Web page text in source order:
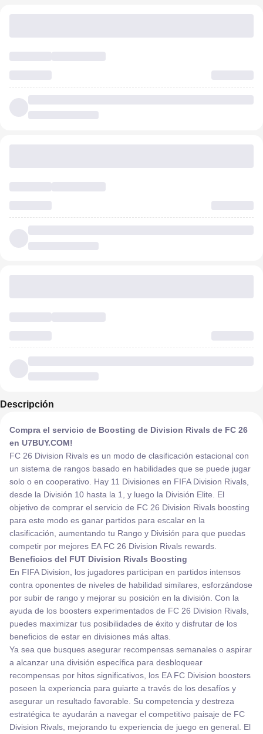
Descripción
Compra el servicio de Boosting de Division Rivals de FC 26
en U7BUY.COM!
FC 26 Division Rivals es un modo de clasificación estacional con
un sistema de rangos basado en habilidades que se puede jugar
solo o en cooperativo. Hay 11 Divisiones en FIFA Division Rivals,
desde la División 10 hasta la 1, y luego la División Elite. El
objetivo de comprar el servicio de FC 26 Division Rivals boosting
para este modo es ganar partidos para escalar en la
clasificación, aumentando tu Rango y División para que puedas
competir por mejores EA FC 26 Division Rivals rewards.
Beneficios del FUT Division Rivals Boosting
En FIFA Division, los jugadores participan en partidos intensos
contra oponentes de niveles de habilidad similares, esforzándose
por subir de rango y mejorar su posición en la división. Con la
ayuda de los boosters experimentados de FC 26 Division Rivals,
puedes maximizar tus posibilidades de éxito y disfrutar de los
beneficios de estar en divisiones más altas.
Ya sea que busques asegurar recompensas semanales o aspirar
a alcanzar una división específica para desbloquear
recompensas por hitos significativos, los EA FC Division boosters
poseen la experiencia para guiarte a través de los desafíos y
asegurar un resultado favorable. Su competencia y destreza
estratégica te ayudarán a navegar el competitivo paisaje de FC
Division Rivals, mejorando tu experiencia de juego en general. El